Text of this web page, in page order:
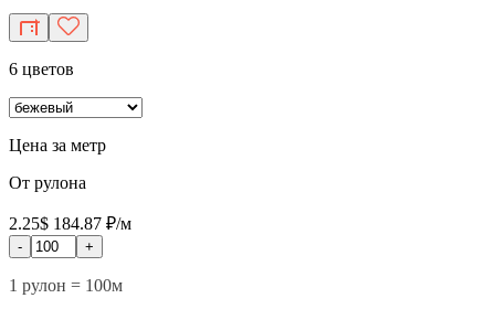
6 цветов
Цена за метр
От рулона
2.25$ 184.87 ₽/м
- +
1 рулон = 100м